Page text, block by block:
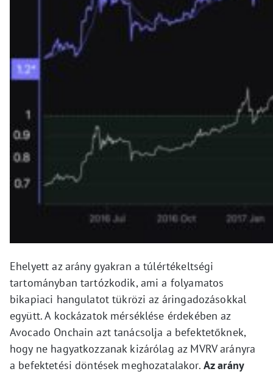
Ehelyett az arány gyakran a túlértékeltségi
tartományban tartózkodik, ami a folyamatos
bikapiaci hangulatot tükrözi az áringadozásokkal
együtt. A kockázatok mérséklése érdekében az
Avocado Onchain azt tanácsolja a befektetőknek,
hogy ne hagyatkozzanak kizárólag az MVRV arányra
a befektetési döntések meghozatalakor. Az arány